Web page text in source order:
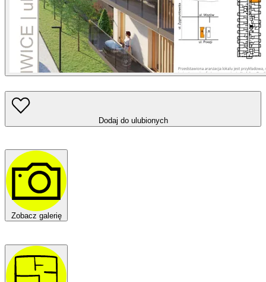
Dodaj do ulubionych
Zobacz galerię